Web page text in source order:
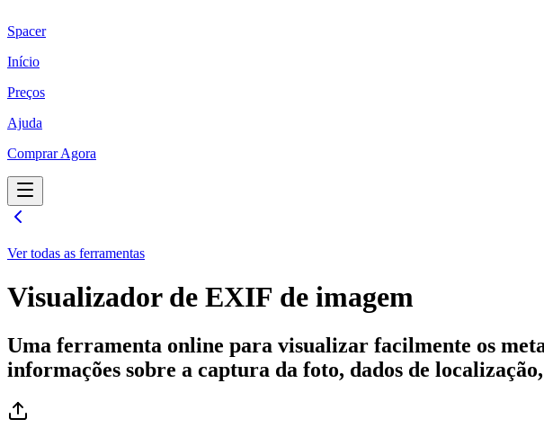
Spacer
Início
Preços
Ajuda
Comprar Agora
Ver todas as ferramentas
Visualizador de EXIF de imagem
Uma ferramenta online para visualizar facilmente os
informações sobre a captura da foto, dados de